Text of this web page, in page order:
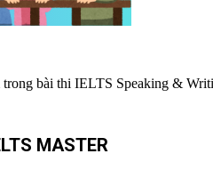
bài thi IELTS Speaking &
MASTER